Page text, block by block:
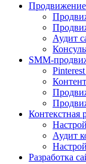
Продвижение
Аудит
SMM-
Контекстная
Аудит
Разработка